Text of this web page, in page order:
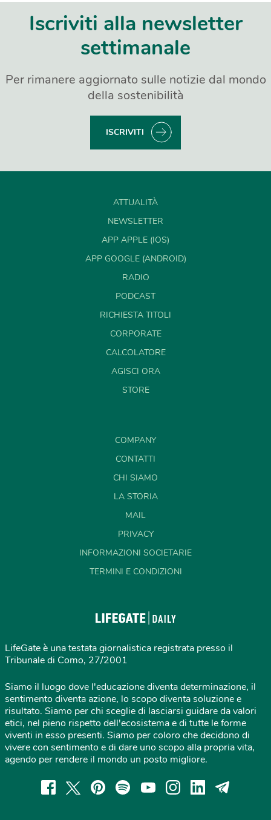
Iscriviti alla newsletter
settimanale
Per rimanere aggiornato sulle notizie dal mondo
della sostenibilità
ISCRIVITI
ATTUALITÀ
NEWSLETTER
APP APPLE (IOS)
APP GOOGLE (ANDROID)
RADIO
PODCAST
RICHIESTA TITOLI
CORPORATE
CALCOLATORE
AGISCI ORA
STORE
COMPANY
CONTATTI
CHI SIAMO
LA STORIA
MAIL
PRIVACY
INFORMAZIONI SOCIETARIE
TERMINI E CONDIZIONI
LifeGate è una testata giornalistica registrata presso il
Tribunale di Como, 27/2001
Siamo il luogo dove l'educazione diventa determinazione, il
sentimento diventa azione, lo scopo diventa soluzione e
risultato. Siamo per chi sceglie di lasciarsi guidare da valori
etici, nel pieno rispetto dell'ecosistema e di tutte le forme
viventi in esso presenti. Siamo per coloro che decidono di
vivere con sentimento e di dare uno scopo alla propria vita,
agendo per rendere il mondo un posto migliore.